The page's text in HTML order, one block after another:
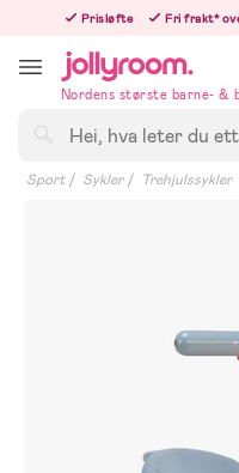
innehållet
Prisløfte Fri frakt*
Nordens største barne- &
Sport Sykler Trehjulssykler